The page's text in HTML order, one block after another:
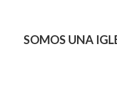
SOMOS UNA